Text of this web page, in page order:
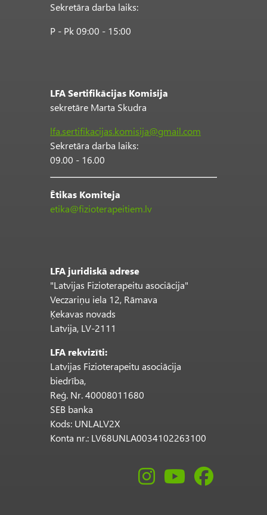
Sekretāra darba laiks:
P - Pk 09:00 - 15:00
LFA Sertifikācijas Komisija
sekretāre Marta Skudra
lfa.sertifikacijas.komisija@gmail.com
Sekretāra darba laiks:
09.00 - 16.00
Ētikas Komiteja
etika@fizioterapeitiem.lv
LFA juridiskā adrese
"Latvijas Fizioterapeitu asociācija"
Veczariņu iela 12, Rāmava
Ķekavas novads
Latvija, LV-2111
LFA rekvizīti:
Latvijas Fizioterapeitu asociācija
biedrība,
Reģ. Nr. 40008011680
SEB banka
Kods: UNLALV2X
Konta nr.: LV68UNLA0034102263100